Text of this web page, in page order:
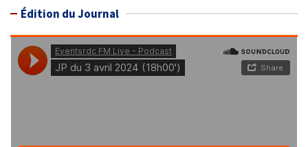
Édition du Journal